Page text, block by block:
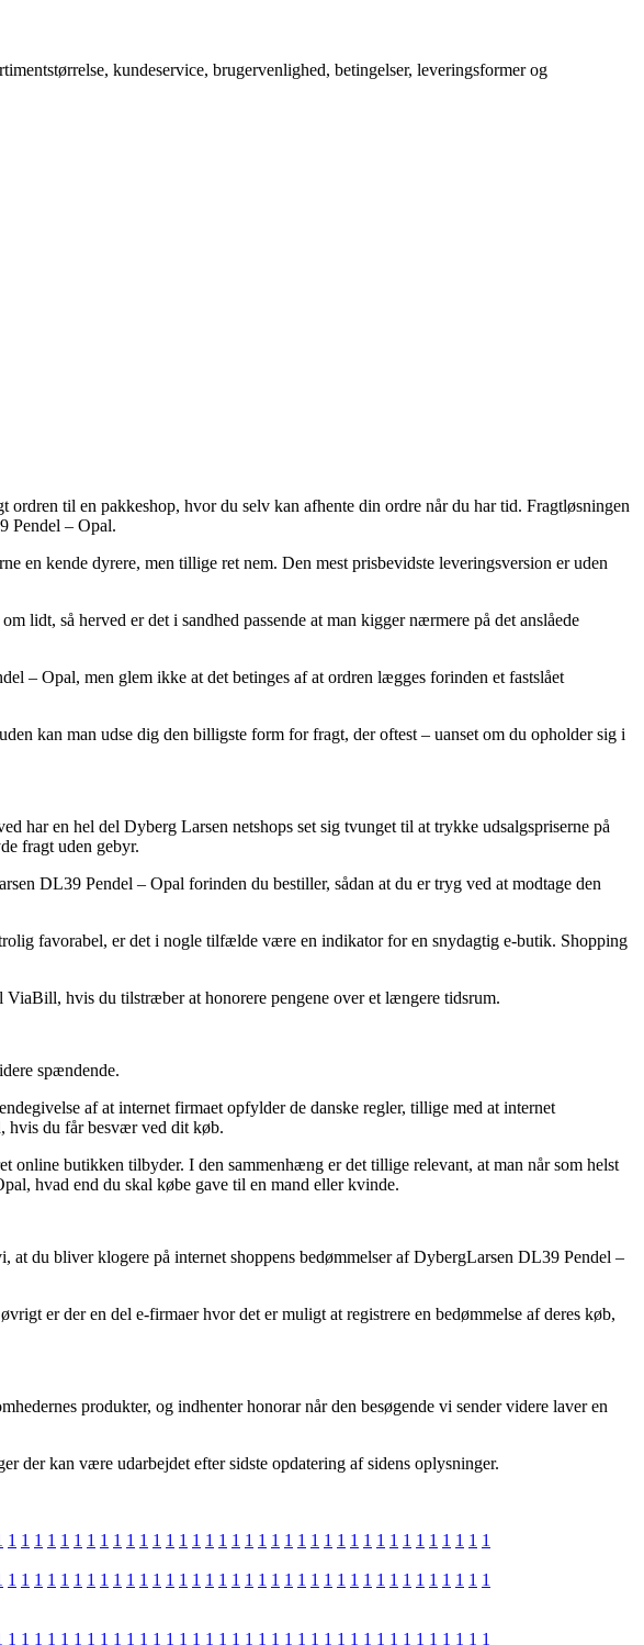
kundeservice, brugervenlighed, betingelser, leveringsformer og
til en pakkeshop, hvor du selv kan afhente din ordre når du har tid. Fragtløsningen
Pendel – Opal.
en kende dyrere, men tillige ret nem. Den mest prisbevidste leveringsversion er uden
lidt, så herved er det i sandhed passende at man kigger nærmere på det anslåede
– Opal, men glem ikke at det betinges af at ordren lægges forinden et fastslået
kan man udse dig den billigste form for fragt, der oftest – uanset om du opholder sig i
har en hel del Dyberg Larsen netshops set sig tvunget til at trykke udsalgspriserne på
fragt uden gebyr.
DL39 Pendel – Opal forinden du bestiller, sådan at du er tryg ved at modtage den
favorabel, er det i nogle tilfælde være en indikator for en snydagtig e-butik. Shopping
hvis du tilstræber at honorere pengene over et længere tidsrum.
spændende.
af at internet firmaet opfylder de danske regler, tillige med at internet
hvis du får besvær ved dit køb.
online butikken tilbyder. I den sammenhæng er det tillige relevant, at man når som helst
hvad end du skal købe gave til en mand eller kvinde.
du bliver klogere på internet shoppens bedømmelser af DybergLarsen DL39 Pendel –
er der en del e-firmaer hvor det er muligt at registrere en bedømmelse af deres køb,
produkter, og indhenter honorar når den besøgende vi sender videre laver en
der kan være udarbejdet efter sidste opdatering af sidens oplysninger.
1 1 1 1 1 1 1 1 1 1 1 1 1 1 1 1 1 1 1 1 1 1 1 1 1 1 1 1 1 1 1 1 1 1 1 1 1
1 1 1 1 1 1 1 1 1 1 1 1 1 1 1 1 1 1 1 1 1 1 1 1 1 1 1 1 1 1 1 1 1 1 1 1 1
1 1 1 1 1 1 1 1 1 1 1 1 1 1 1 1 1 1 1 1 1 1 1 1 1 1 1 1 1 1 1 1 1 1 1 1 1